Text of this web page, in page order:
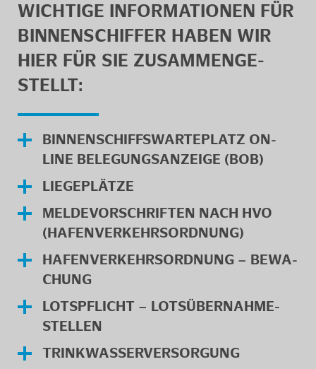
WICH­TI­GE IN­FOR­MA­TIO­NEN FÜR
BIN­NEN­SCHIF­FER HABEN WIR
HIER FÜR SIE ZU­SAM­MEN­GE­
STELLT:
BIN­NEN­SCHIFFS­WAR­TE­PLATZ ON­
LINE BE­LE­GUNGS­AN­ZEI­GE (BOB)
LIE­GE­PLÄT­ZE
MEL­DE­VOR­SCHRIF­TEN NACH HVO
(HA­FEN­VER­KEHRS­ORD­NUNG)
HA­FEN­VER­KEHRS­ORD­NUNG – BE­WA­
CHUNG
LOTS­PFLICHT – LOTS­ÜBER­NAH­ME­
STEL­LEN
TRINK­WAS­SER­VER­SOR­GUNG